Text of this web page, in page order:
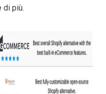
di più.